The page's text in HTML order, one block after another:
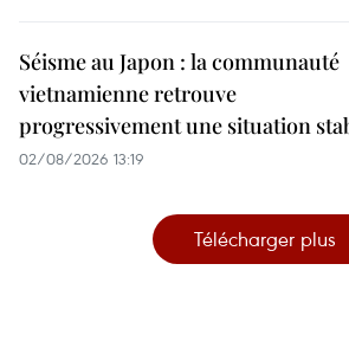
Séisme au Japon : la communauté
vietnamienne retrouve
progressivement une situation
02/08/2026 13:19
Télécharger plus